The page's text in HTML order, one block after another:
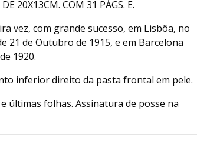
20X13CM. COM 31 PÁGS. E.
vez, com grande sucesso, em Lisbôa, no
21 de Outubro de 1915, e em Barcelona
1920.
inferior direito da pasta frontal em pele.
últimas folhas. Assinatura de posse na